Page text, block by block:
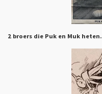
2 broers die Puk en Muk heten.